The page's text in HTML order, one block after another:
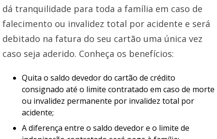
dá tranquilidade para toda a família em caso de
falecimento ou invalidez total por acidente e será
debitado na fatura do seu cartão uma única vez
caso seja aderido. Conheça os benefícios:
Quita o saldo devedor do cartão de crédito
consignado até o limite contratado em caso de morte
ou invalidez permanente por invalidez total por
acidente;
A diferença entre o saldo devedor e o limite de